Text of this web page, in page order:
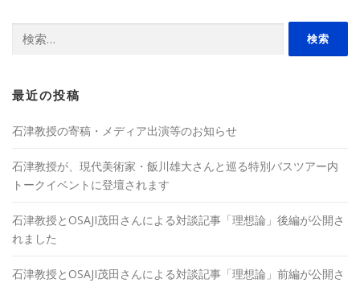
索:
最近の投稿
石津教授の寄稿・メディア出演等のお知らせ
石津教授が、現代美術家・飯川雄大さんと巡る特別バスツアー内
トークイベントに登壇されます
石津教授とOSAJI茂田さんによる対談記事「理想論」後編が公開さ
れました
石津教授とOSAJI茂田さんによる対談記事「理想論」前編が公開さ